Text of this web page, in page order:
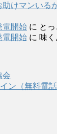
けマンいる
電開始 に とっ
電開始 に 味く
会
ン（無料電話